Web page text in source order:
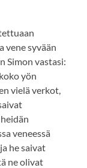
vene syvään
Simon vastasi:
yön
vielä verkot,
veneessä
he saivat
ne olivat